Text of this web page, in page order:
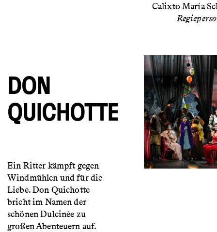
Calixto María
DON
QUICHOTTE
Ein Ritter kämpft gegen
Windmühlen und für die
Liebe. Don Quichotte
bricht im Namen der
schönen Dulcinée zu
großen Abenteuern auf.